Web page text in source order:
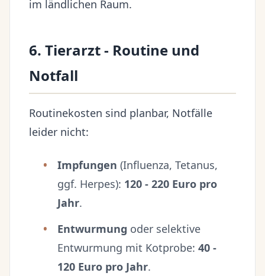
im ländlichen Raum.
6. Tierarzt - Routine und
Notfall
Routinekosten sind planbar, Notfälle
leider nicht:
Impfungen (Influenza, Tetanus,
ggf. Herpes): 120 - 220 Euro pro
Jahr.
Entwurmung oder selektive
Entwurmung mit Kotprobe: 40 -
120 Euro pro Jahr.